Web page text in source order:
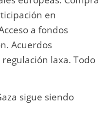
en
a fondos
Acuerdos
laxa. Todo
sigue siendo